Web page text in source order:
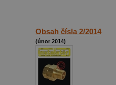
Obsah čísla 2/2014
(únor 2014)